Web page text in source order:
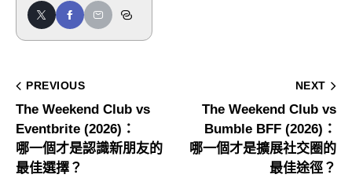
PREVIOUS
The Weekend Club vs
Eventbrite (2026)：
哪一個才是認識新朋友的
最佳選擇？
NEXT
The Weekend Club vs
Bumble BFF (2026)：
哪一個才是擴展社交圈的
最佳途徑？